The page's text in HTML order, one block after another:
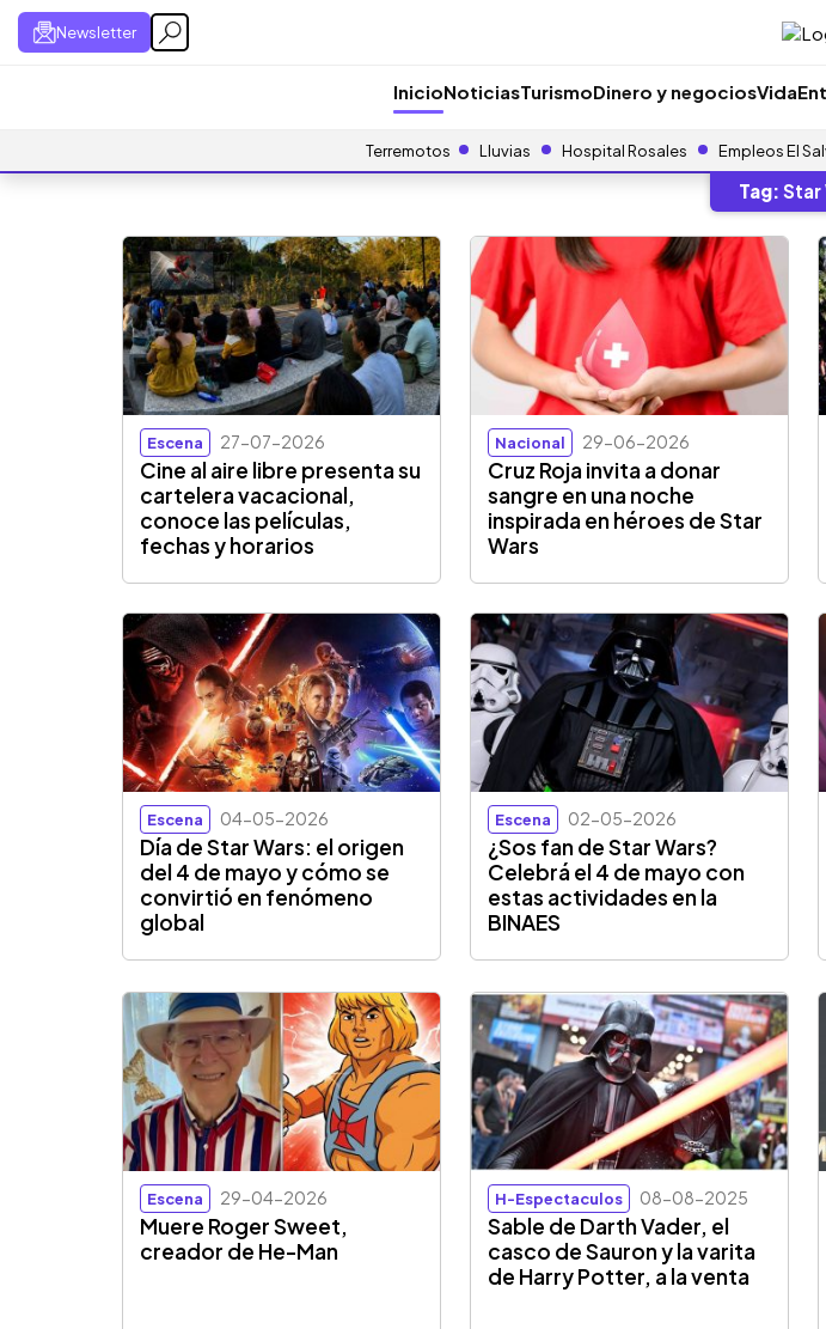
Newsletter
InicioNoticiasTurismoDinero y negociosVida
Terremotos Lluvias Hospital Rosales Empleos El
Tag: Star
Escena 27-07-2026
Cine al aire libre presenta su
cartelera vacacional,
conoce las películas,
fechas y horarios
Nacional 29-06-2026
Cruz Roja invita a donar
sangre en una noche
inspirada en héroes de Star
Wars
Escena 04-05-2026
Día de Star Wars: el origen
del 4 de mayo y cómo se
convirtió en fenómeno
global
Escena 02-05-2026
¿Sos fan de Star Wars?
Celebrá el 4 de mayo con
estas actividades en la
BINAES
Escena 29-04-2026
Muere Roger Sweet,
creador de He-Man
H-Espectaculos 08-08-2025
Sable de Darth Vader, el
casco de Sauron y la varita
de Harry Potter, a la venta